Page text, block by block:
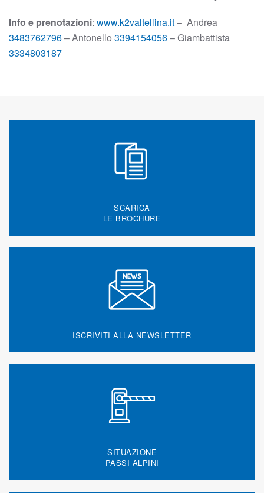
Info e prenotazioni: www.k2valtellina.it– Andrea
3483762796– Antonello 3394154056– Giambattista
3334803187
SCARICA
LE BROCHURE
ISCRIVITI ALLA NEWSLETTER
SITUAZIONE
PASSI ALPINI